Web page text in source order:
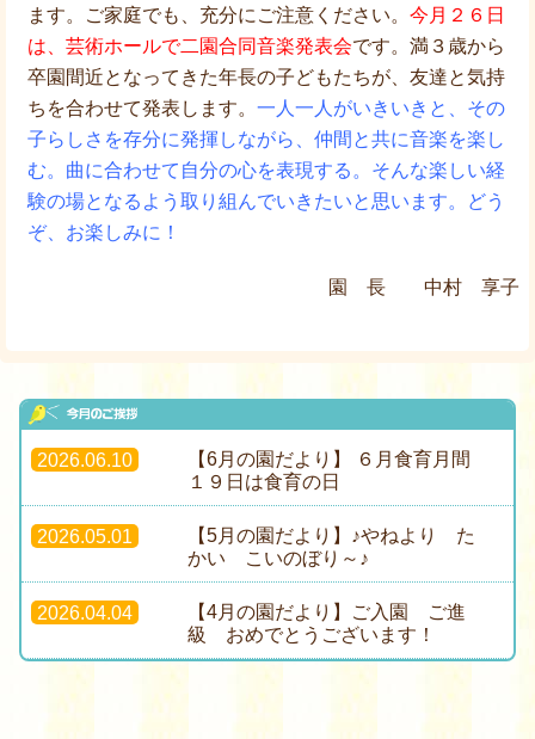
ます。ご家庭でも、充分にご注意ください。 今月２６日
は、芸術ホールで二園合同音楽発表会です。満３歳から
卒園間近となってきた年長の子どもたちが、友達と気持
ちを合わせて発表します。 一人一人がいきいきと、その
子らしさを存分に発揮しながら、仲間と共に音楽を楽し
む。曲に合わせて自分の心を表現する。そんな楽しい経
験の場となるよう取り組んでいきたいと思います。どう
ぞ、お楽しみに！
園 長 中村 享子
2026.06.10
【6月の園だより】 ６月食育月間
１９日は食育の日
2026.05.01
【5月の園だより】♪やねより た
かい こいのぼり～♪
2026.04.04
【4月の園だより】ご入園 ご進
級 おめでとうございます！